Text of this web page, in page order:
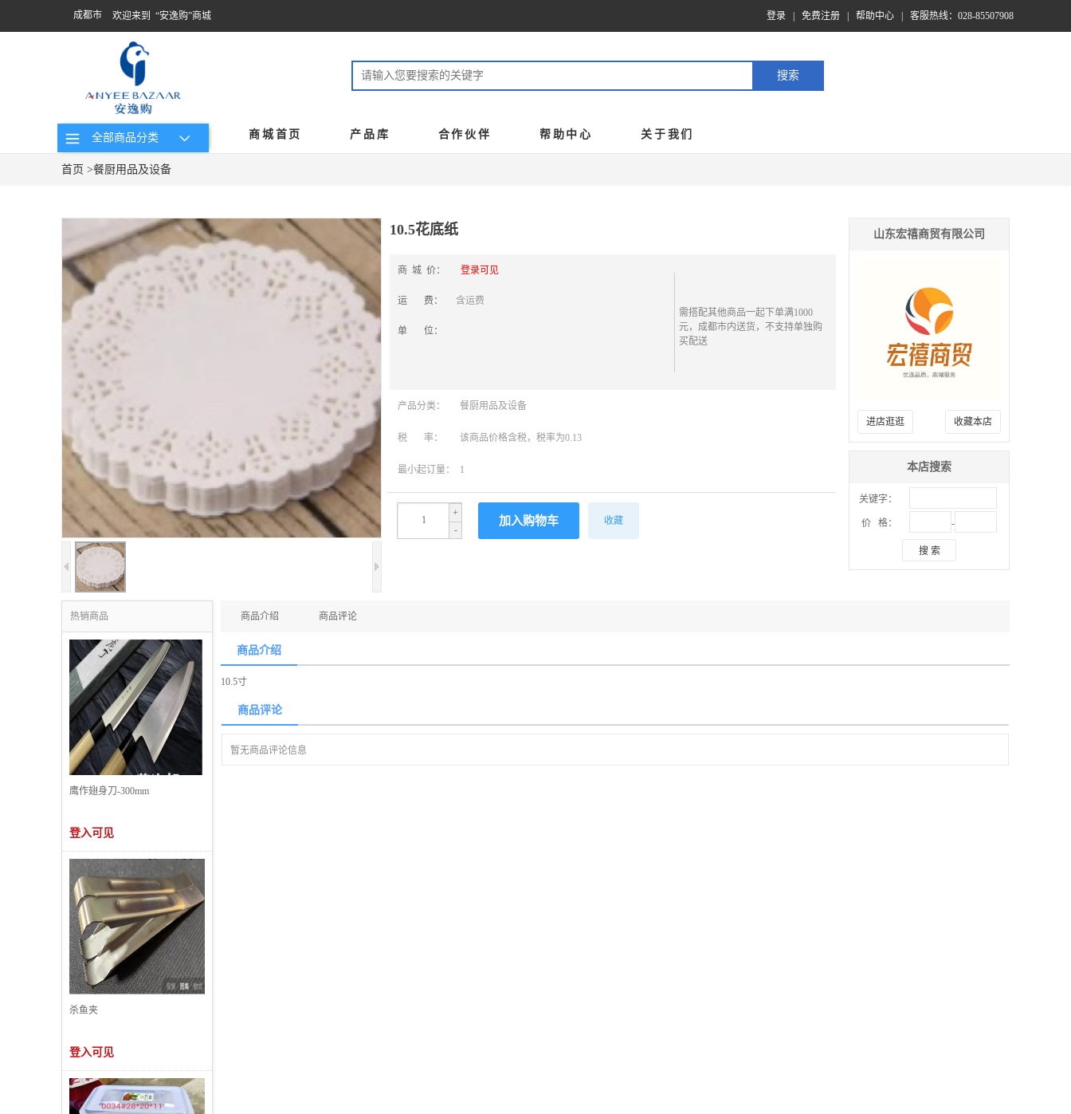
成都市 欢迎来到 “安逸购”商城 登录 免费注册 帮助中心 客服热线：028-85507908
全部商品分类 商城首页 产品库 合作伙伴 帮助中心 关于我们
首页 >餐厨用品及设备
10.5花底纸
商 城 价： 登录可见
运 费： 含运费
单 位：
需搭配其他商品一起下单满1000
元，成都市内送货，不支持单独购
买配送
产品分类： 餐厨用品及设备
税 率： 该商品价格含税，税率为0.13
最小起订量： 1
-
+
收藏
山东宏禧商贸有限公司
进店逛逛 收藏本店
本店搜索
关键字：
价 格： -
搜 索
热销商品
鹰作翅身刀-300mm
登入可见
杀鱼夹
登入可见
商品介绍 商品评论
商品介绍
10.5寸
商品评论
暂无商品评论信息